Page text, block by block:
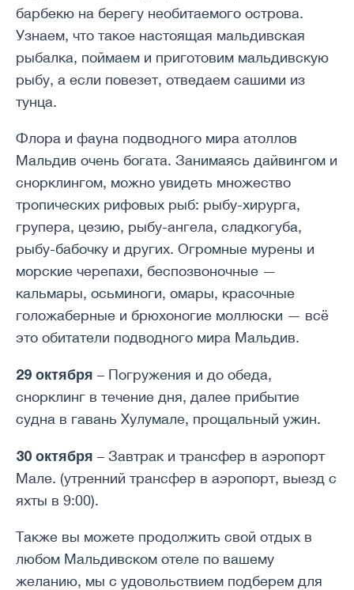
барбекю на берегу необитаемого острова.
Узнаем, что такое настоящая мальдивская
рыбалка, поймаем и приготовим мальдивскую
рыбу, а если повезет, отведаем сашими из
тунца.
Флора и фауна подводного мира атоллов
Мальдив очень богата. Занимаясь дайвингом и
снорклингом, можно увидеть множество
тропических рифовых рыб: рыбу-хирурга,
групера, цезию, рыбу-ангела, сладкогуба,
рыбу-бабочку и других. Огромные мурены и
морские черепахи, беспозвоночные —
кальмары, осьминоги, омары, красочные
голожаберные и брюхоногие моллюски — всё
это обитатели подводного мира Мальдив.
29 октября – Погружения и до обеда,
снорклинг в течение дня, далее прибытие
судна в гавань Хулумале, прощальный ужин.
30 октября – Завтрак и трансфер в аэропорт
Мале. (утренний трансфер в аэропорт, выезд с
яхты в 9:00).
Также вы можете продолжить свой отдых в
любом Мальдивском отеле по вашему
желанию, мы с удовольствием подберем для